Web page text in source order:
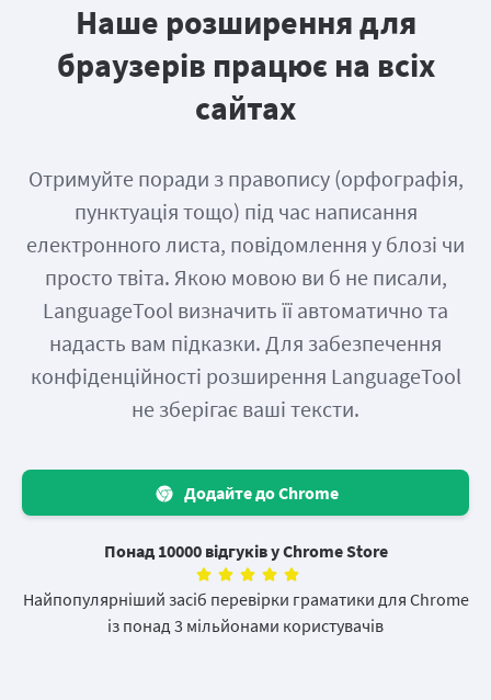
Наше розширення для
браузерів працює на всіх
сайтах
Отримуйте поради з правопису (орфографія,
пунктуація тощо) під час написання
електронного листа, повідомлення у блозі чи
просто твіта. Якою мовою ви б не писали,
LanguageTool визначить її автоматично та
надасть вам підказки. Для забезпечення
конфіденційності розширення LanguageTool
не зберігає ваші тексти.
Додайте до Chrome
Понад 10000 відгуків у Chrome Store
Найпопулярніший засіб перевірки граматики для Chrome
із понад 3 мільйонами користувачів